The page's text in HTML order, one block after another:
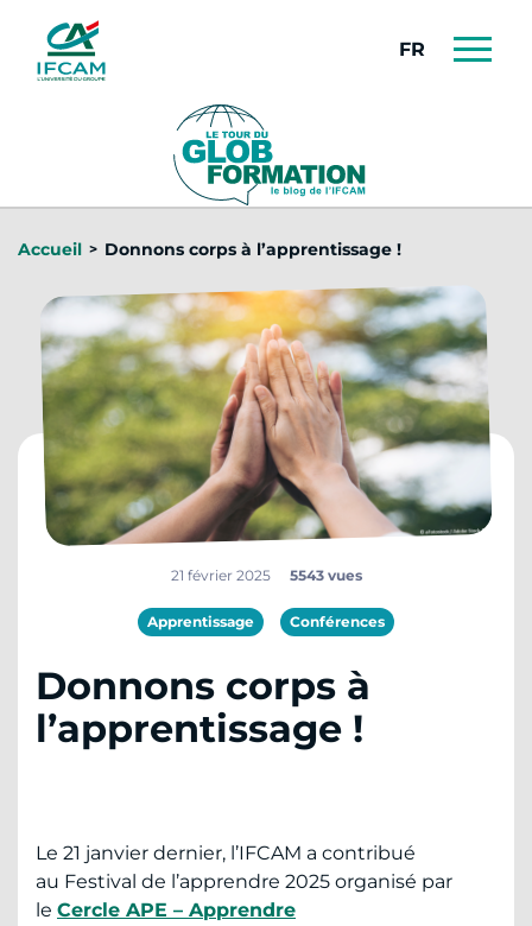
FRANÇAIS
Accueil Donnons corps à l’apprentissage !
21 février 2025 5543 vues
Apprentissage Conférences
Donnons corps à
l’apprentissage !
Le 21 janvier dernier, l’IFCAM a contribué
au Festival de l’apprendre 2025 organisé par
le Cercle APE – Apprendre